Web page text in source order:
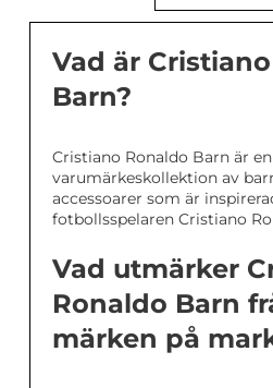
Vad är
Barn?
Cristiano Ronaldo Barn är
varumärkeskollektion av
accessoarer som är
fotbollsspelaren Cristiano
Vad utmärker
Ronaldo Barn
märken på